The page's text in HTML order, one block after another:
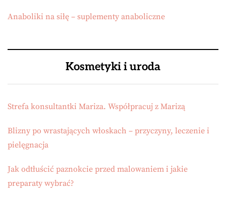
Anaboliki na siłę – suplementy anaboliczne
Kosmetyki i uroda
Strefa konsultantki Mariza. Współpracuj z Marizą
Blizny po wrastających włoskach – przyczyny, leczenie i
pielęgnacja
Jak odtłuścić paznokcie przed malowaniem i jakie
preparaty wybrać?